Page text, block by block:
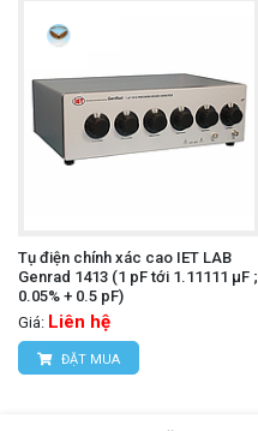
Tụ điện chính xác cao IET LAB
Genrad 1413 (1 pF tới 1.11111 µF ;
0.05% + 0.5 pF)
Giá: Liên hệ
ĐẶT MUA